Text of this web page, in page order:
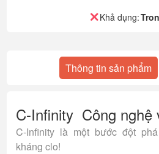
Khả dụng:
Thông tin sản phẩm
C-Infinity Công nghệ
C-Infinity là một bước đột
kháng clo!